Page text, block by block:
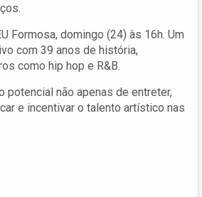
Formosa, domingo (24) às 16h. Um
com 39 anos de história,
como hip hop e R&B.
potencial não apenas de entreter,
e incentivar o talento artístico nas